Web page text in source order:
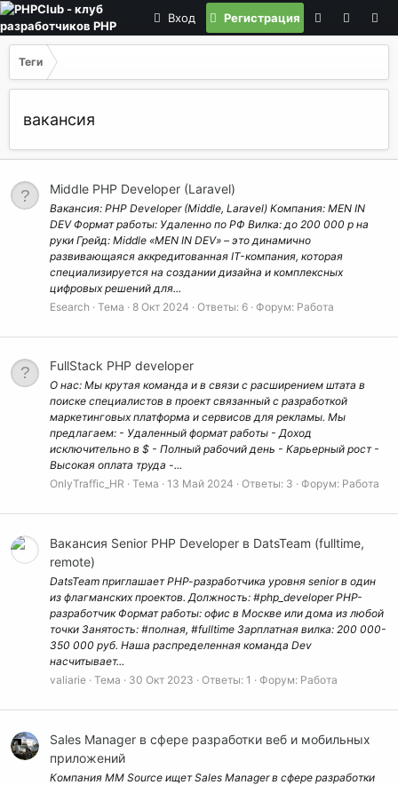
Вход Регистрация
Теги
вакансия
Middle PHP Developer (Laravel)
Вакансия: PHP Developer (Middle, Laravel) Компания: MEN IN
DEV Формат работы: Удаленно по РФ Вилка: до 200 000 р на
руки Грейд: Middle «MEN IN DEV» – это динамично
развивающаяся аккредитованная IT-компания, которая
специализируется на создании дизайна и комплексных
цифровых решений для...
Esearch
Тема 8 Окт 2024 Ответы: 6 Форум: Работа
FullStack PHP developer
О нас: Мы крутая команда и в связи с расширением штата в
поиске специалистов в проект связанный с разработкой
маркетинговых платформа и сервисов для рекламы. Мы
предлагаем: - Удаленный формат работы - Доход
исключительно в $ - Полный рабочий день - Карьерный рост -
Высокая оплата труда -...
OnlyTraffic_HR
Тема 13 Май 2024 Ответы: 3 Форум: Работа
Вакансия Senior PHP Developer в DatsTeam (fulltime,
remote)
DatsTeam приглашает РНР-разработчика уровня senior в один
из флагманских проектов. Должность: #php_developer PHP-
разработчик Формат работы: офис в Москве или дома из любой
точки Занятость: #полная, #fulltime Зарплатная вилка: 200 000-
350 000 руб. Наша распределенная команда Dev
насчитывает...
valiarie Тема 30 Окт 2023 Ответы: 1 Форум: Работа
Sales Manager в сфере разработки веб и мобильных
приложений
Компания MM Source ищет Sales Manager в сфере разработки